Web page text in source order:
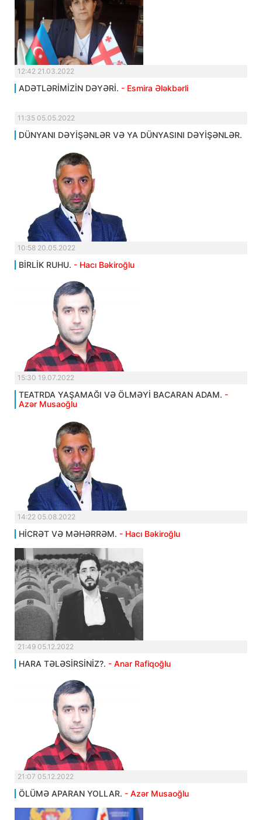
12:42 21.03.2022
ADƏTLƏRİMİZİN DƏYƏRİ. - Esmira Ələkbərli
11:35 05.05.2022
DÜNYANI DƏYİŞƏNLƏR VƏ YA DÜNYASINI DƏYİŞƏNLƏR.
10:58 20.05.2022
BİRLİK RUHU. - Hacı Bəkiroğlu
15:30 19.07.2022
TEATRDA YAŞAMAĞI VƏ ÖLMƏYİ BACARAN ADAM. -
Azər Musaoğlu
14:22 05.08.2022
HİCRƏT VƏ MƏHƏRRƏM. - Hacı Bəkiroğlu
21:49 05.12.2022
HARA TƏLƏSİRSİNİZ?. - Anar Rafiqoğlu
21:07 05.12.2022
ÖLÜMƏ APARAN YOLLAR. - Azər Musaoğlu